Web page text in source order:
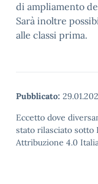
di ampliamento
Sarà inoltre
alle classi prima.
Pubblicato:
Eccetto dove
stato rilasciato sotto
Attribuzione 4.0